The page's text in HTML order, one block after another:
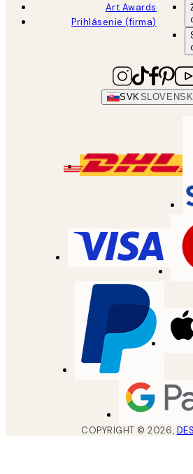
Art Awards
Prihlásenie (firma)
SVK
COPYRIGHT ©2026,